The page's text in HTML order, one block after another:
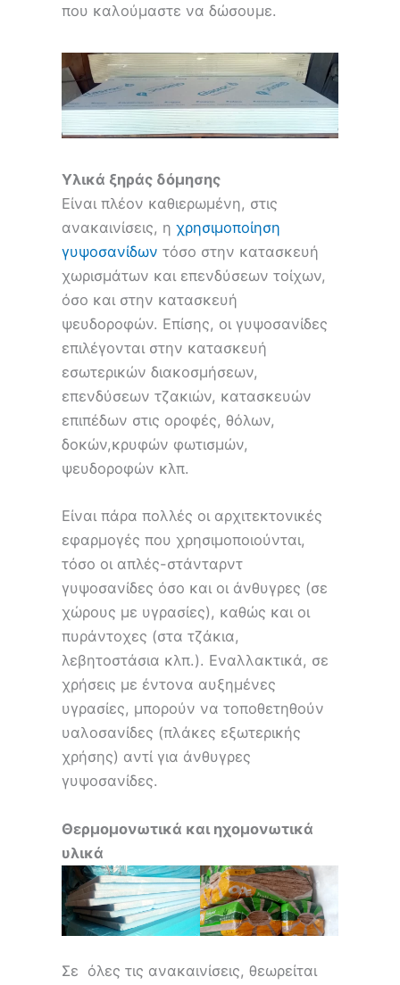
που καλούμαστε να δώσουμε.
Υλικά ξηράς δόμησης
Είναι πλέον καθιερωμένη, στις
ανακαινίσεις, ηχρησιμοποίηση
γυψοσανίδων τόσο στην κατασκευή
χωρισμάτων και επενδύσεων τοίχων,
όσο και στην κατασκευή
ψευδοροφών. Επίσης, οι γυψοσανίδες
επιλέγονται στην κατασκευή
εσωτερικών διακοσμήσεων,
επενδύσεων τζακιών, κατασκευών
επιπέδων στις οροφές, θόλων,
δοκών,κρυφών φωτισμών,
ψευδοροφών κλπ.
Είναι πάρα πολλές οι αρχιτεκτονικές
εφαρμογές που χρησιμοποιούνται,
τόσο οι απλές-στάνταρντ
γυψοσανίδες όσο και οι άνθυγρες (σε
χώρους με υγρασίες), καθώς και οι
πυράντοχες (στα τζάκια,
λεβητοστάσια κλπ.). Εναλλακτικά, σε
χρήσεις με έντονα αυξημένες
υγρασίες, μπορούν να τοποθετηθούν
υαλοσανίδες (πλάκες εξωτερικής
χρήσης) αντί για άνθυγρες
γυψοσανίδες.
Θερμομονωτικά και ηχομονωτικά
υλικά
Σε όλες τις ανακαινίσεις, θεωρείται